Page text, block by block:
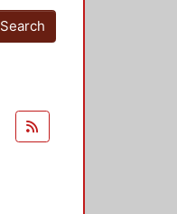
Search